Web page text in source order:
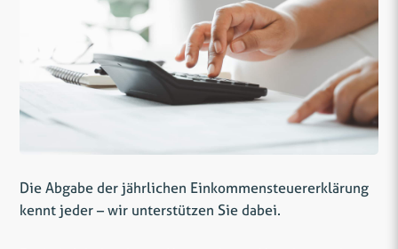
Die Abgabe der jährlichen Einkommensteuererklärung
kennt jeder – wir unterstützen Sie dabei.